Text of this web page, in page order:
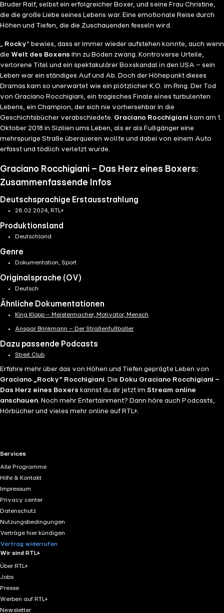
Bruder Ralf, selbst ein erfolgreicher Boxer, und seine Frau Christine,
die die große Liebe seines Lebens war. Eine emotionale Reise durch
Höhen und Tiefen, die die Zuschauenden fesseln wird.
„ Rocky“ bewies, dass er immer wieder aufstehen konnte, auch wenn
die Welt des Boxens ihn zu Boden zwang. Kontroverse Urteile,
verlorene Titel und ein spektakulärer Boxskandal in den USA – sein
Leben war ein ständiges Auf und Ab. Doch der Höhepunkt dieses
Dramas kam so unerwartet wie ein plötzlicher K.O. im Ring. Der Tod
von Graciano Rocchigiani, ein tragisches Finale eines turbulenten
Lebens, ein Champion, der sich nie vorhersehbar in die
Geschichtsbücher verabschiedete. Graciano Rocchigiani kam am 1.
Oktober 2018 in Sizilien ums Leben, als er als Fußgänger eine
mehrspurige Straße überqueren wollte und dabei von einem Auto
erfasst und tödlich verletzt wurde.
Graciano Rocchigiani – Das Herz eines Boxers:
Zusammenfassende Infos
Deutschsprachige Erstausstrahlung
28.02.2024, RTL+
Produktionsland
Deutschland
Genre
Dokumentation, Sport
Originalsprache (OV)
Deutsch
Ähnliche Dokumentationen
King Klopp – Meistermacher, Motivator, Mensch
Ansgar Brinkmann – Der Straßenfußballer
Dazu passende Podcasts
Streit Club
Erfahre mehr über das von Höhen und Tiefen geprägte Leben von
Graciano „Rocky“ Rocchigiani. Die Doku Graciano Rocchigiani –
Das Herz eines Boxers kannst du dir jetzt imStream online
anschauen. Noch mehr Entertainment? Dann höre auch Podcasts,
Hörbücher und vieles mehr online auf RTL+.
RTL+ useful links.
Services
Alle Programme
Hilfe & Kontakt
Impressum
Privacy center
Datenschutz
Nutzungsbedingungen
Verträge hier kündigen
Vertrag widerrufen
Wir sind RTL+
Über RTL+
Jobs
Presse
Werben auf RTL+
Newsletter